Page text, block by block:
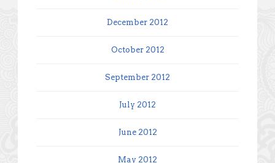
December 2012
October 2012
September 2012
July 2012
June 2012
May 2012